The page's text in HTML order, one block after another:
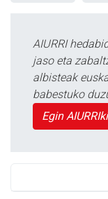
AIURRI
jaso eta
albisteak
babestuko
Egin